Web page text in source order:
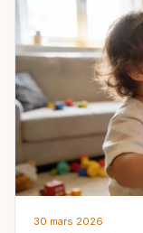
30 mars 2026